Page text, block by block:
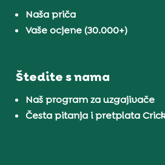
Naša priča
Vaše ocjene (30.000+)
Štedite s nama
Naš program za uzgajivače
Česta pitanja i pretplata